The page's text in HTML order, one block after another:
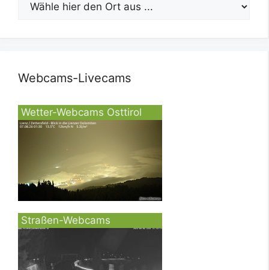
Webcams-Livecams
Wetter-Webcams Osttirol
Straßen-Webcams